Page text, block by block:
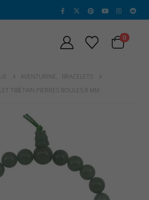
0
AVENTURINE, BRACELETS
TIBÉTAIN PIERRES BOULES 8 MM